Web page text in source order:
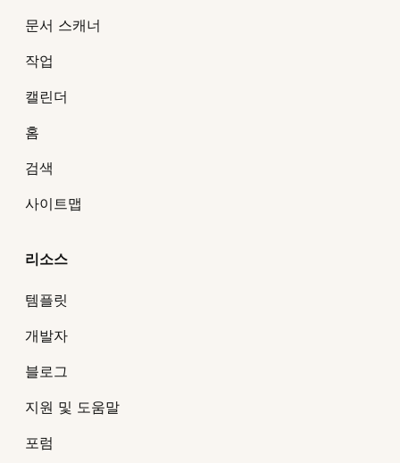
문서 스캐너
작업
캘린더
홈
검색
사이트맵
리소스
템플릿
개발자
블로그
지원 및 도움말
포럼